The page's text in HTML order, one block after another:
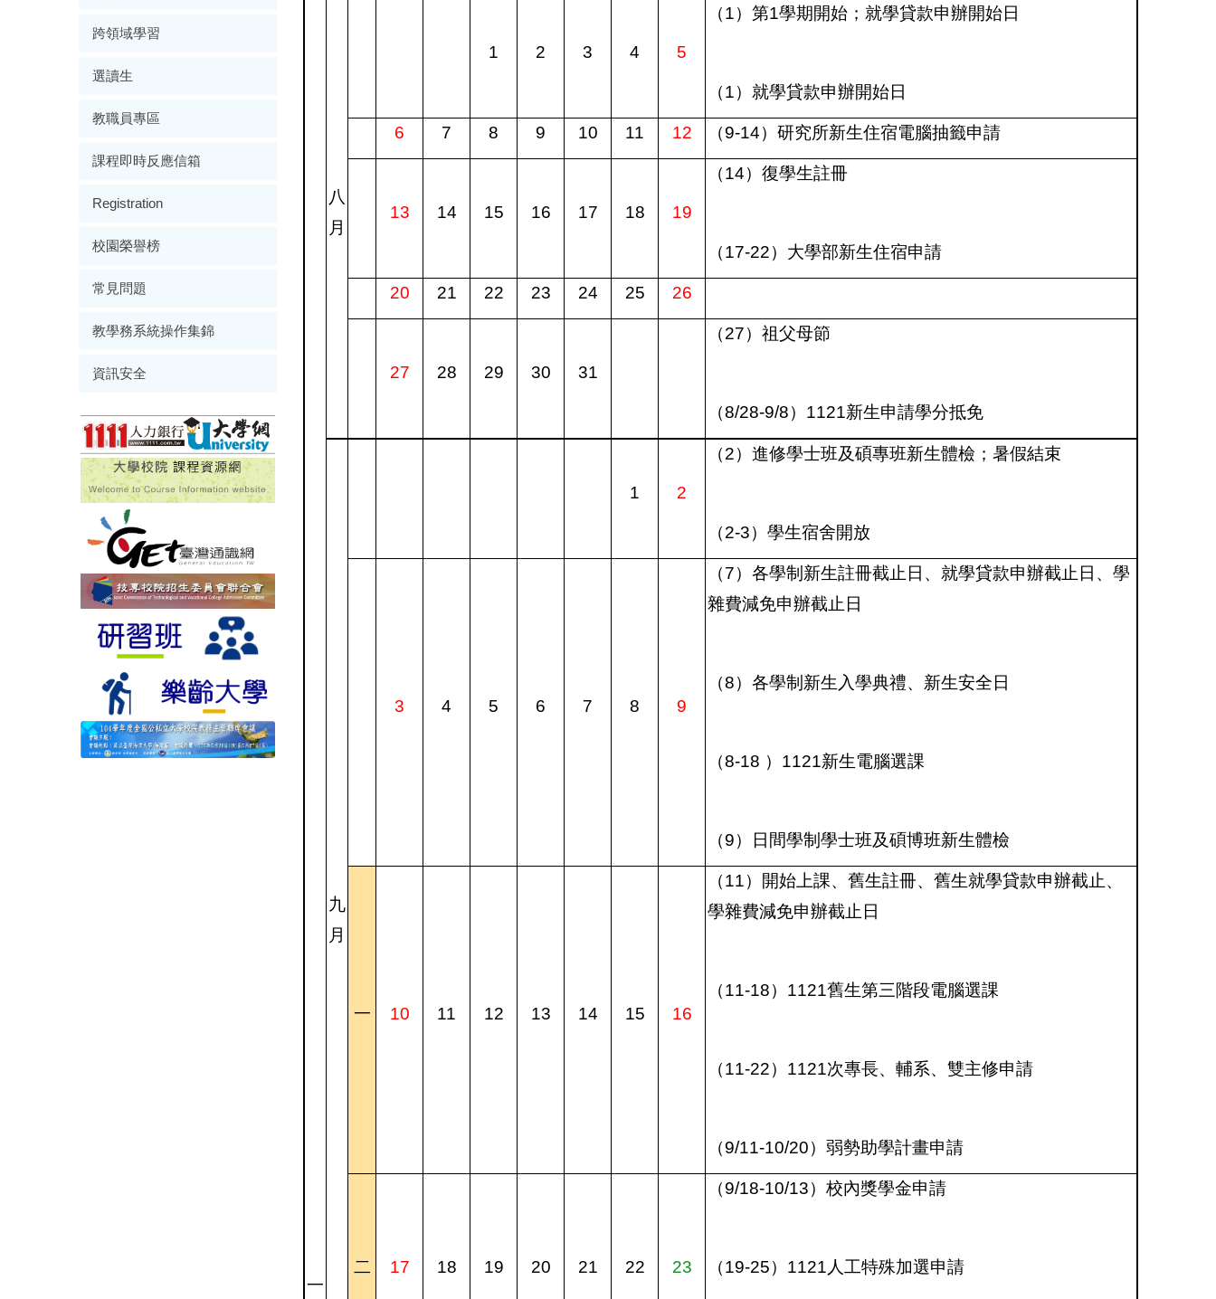
跨領域學習
選讀生
教職員專區
課程即時反應信箱
Registration
校園榮譽榜
常見問題
教學務系統操作集錦
資訊安全
一
八
月
1 2 3 4 5
（1）第1學期開始；就學貸款申辦開始日
（1）就學貸款申辦開始日
6 7 8 9 10 11 12 （9-14）研究所新生住宿電腦抽籤申請
13 14 15 16 17 18 19
（14）復學生註冊
（17-22）大學部新生住宿申請
20 21 22 23 24 25 26
27 28 29 30 31
（27）祖父母節
（8/28-9/8） 1121新生申請學分抵免
九
月
1 2
（2）進修學士班及碩專班新生體檢；暑假結束
（2-3）學生宿舍開放
3 4 5 6 7 8 9
（7）各學制新生註冊截止日、就學貸款申辦截止日、學
雜費減免申辦截止日
（8）各學制新生入學典禮、新生安全日
（8-18 ） 1121新生電腦選課
（9）日間學制學士班及碩博班新生體檢
一 10 11 12 13 14 15 16
（11）開始上課、舊生註冊、舊生就學貸款申辦截止、
學雜費減免申辦截止日
（11-18） 1121舊生第三階段電腦選課
（11-22） 1121次專長、輔系、雙主修申請
（9/11-10/20）弱勢助學計畫申請
二 17 18 19 20 21 22 23
（9/18-10/13）校內獎學金申請
（19-25） 1121 人工特殊加選申請